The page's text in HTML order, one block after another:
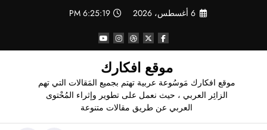
6 أغسطس، 2026 6:25:20 PM
موقع افكارك
موقع افكارك مَوسُوعة عربية تهتم بجميع المَقالات التي تهم
الزائِر العربي ، حيث نعمل على تطوير وإثراء المُحْتوى
العربي عن طريق مقالات متنوعة